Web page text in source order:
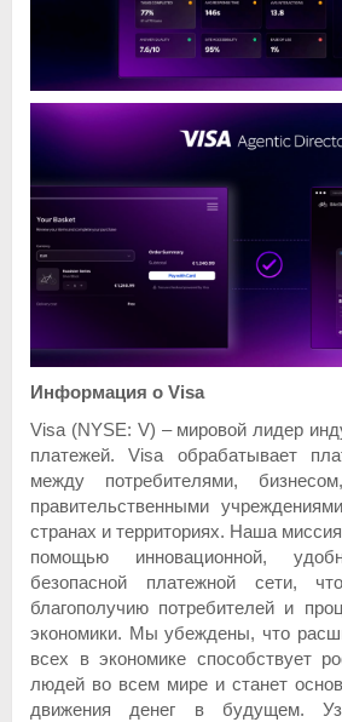
Информация о Visa
Visa (NYSE: V) – мировой лидер
платежей. Visa обрабатывает
между потребителями,
правительственными
странах и территориях. Наша
помощью инновационной,
безопасной платежной сети,
благополучию потребителей и
экономики. Мы убеждены, что
всех в экономике способствует
людей во всем мире и станет
движения денег в будущем.